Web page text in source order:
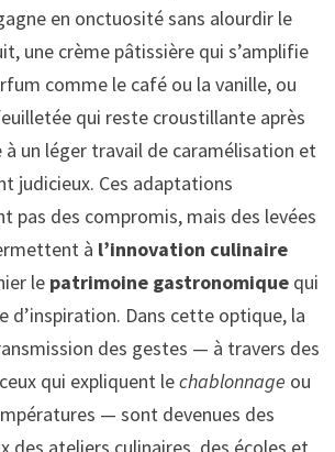
en onctuosité sans alourdir le
une crème pâtissière qui s’amplifie
comme le café ou la vanille, ou
qui reste croustillante après
un léger travail de caramélisation et
judicieux. Ces adaptations
pas des compromis, mais des levées
à l’innovation culinaire
le patrimoine gastronomiquequi
d’inspiration. Dans cette optique, la
des gestes — à travers des
qui expliquent lechablonnage ou
— sont devenues des